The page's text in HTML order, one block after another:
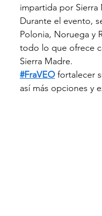
impartida por
Durante el evento,
Polonia, Noruega y
todo lo que ofrece
Sierra Madre.
#FraVEO fortalecer
así más opciones y